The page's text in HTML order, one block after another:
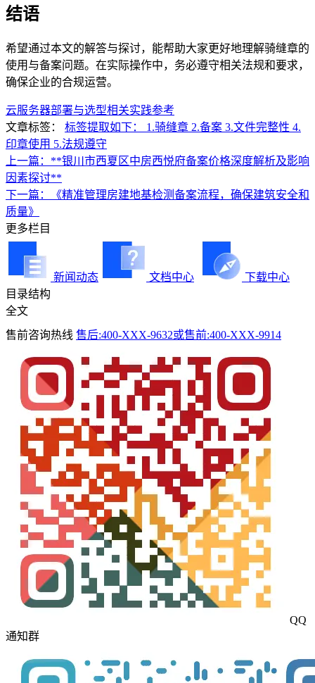
结语
希望通过本文的解答与探讨，能帮助大家更好地理解骑缝章的
使用与备案问题。在实际操作中，务必遵守相关法规和要求，
确保企业的合规运营。
云服务器部署与选型相关实践参考
文章标签：
标签提取如下： 1.骑缝章 2.备案 3.文件完整性 4.
印章使用 5.法规遵守
上一篇：**银川市西夏区中房西悦府备案价格深度解析及影响
因素探讨**
下一篇：《精准管理房建地基检测备案流程，确保建筑安全和
质量》
更多栏目
新闻动态 文档中心
下载中心
目录结构
全文
售前咨询热线 售后:400-XXX-9632或售前:400-XXX-9914
QQ
通知群